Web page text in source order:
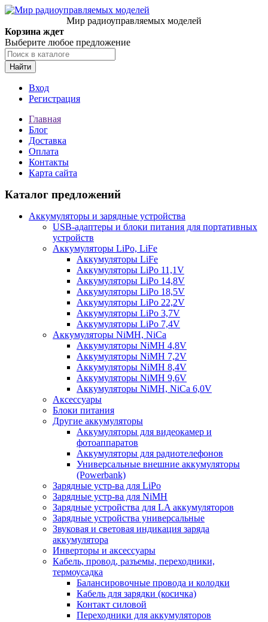
Мир радиоуправляемых моделей
Корзина ждет
Выберите любое предложение
Найти
Вход
Регистрация
Главная
Блог
Доставка
Оплата
Контакты
Карта сайта
Каталог предложений
Аккумуляторы и зарядные устройства
USB-адаптеры и блоки питания для портативных
устройств
Аккумуляторы LiPo, LiFe
Аккумуляторы LiFe
Аккумуляторы LiPo 11,1V
Аккумуляторы LiPo 14,8V
Аккумуляторы LiPo 18,5V
Аккумуляторы LiPo 22,2V
Аккумуляторы LiPo 3,7V
Аккумуляторы LiPo 7,4V
Аккумуляторы NiMH, NiCa
Аккумуляторы NiMH 4,8V
Аккумуляторы NiMH 7,2V
Аккумуляторы NiMH 8,4V
Аккумуляторы NiMH 9,6V
Аккумуляторы NiMH, NiCa 6,0V
Аксессуары
Блоки питания
Другие аккумуляторы
Аккумуляторы для видеокамер и
фотоаппаратов
Аккумуляторы для радиотелефонов
Универсальные внешние аккумуляторы
(Powerbank)
Зарядные устр-ва для LiPo
Зарядные устр-ва для NiMH
Зарядные устройства для LA аккумуляторов
Зарядные устройства универсальные
Звуковая и световая индикация заряда
аккумулятора
Инверторы и аксессуары
Кабель, провод, разъемы, переходники,
термоусадка
Балансировочные провода и колодки
Кабель для зарядки (косичка)
Контакт силовой
Переходники для аккумуляторов